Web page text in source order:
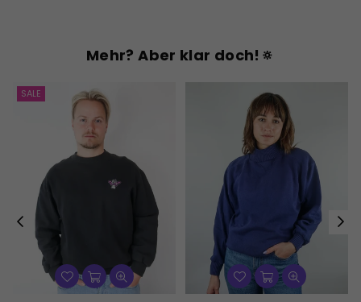
Mehr? Aber klar doch!🔅
SALE